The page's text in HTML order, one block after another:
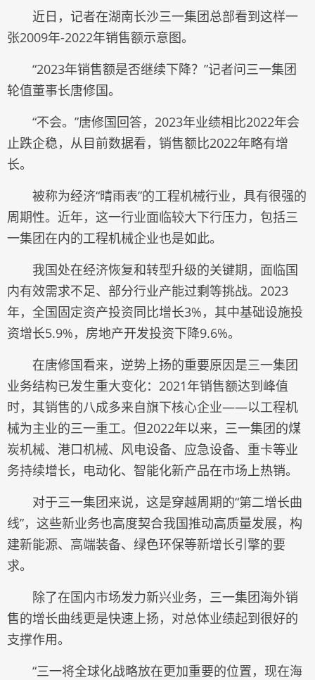
近日，记者在湖南长沙三一集团总部看到这样一
张2009年-2022年销售额示意图。
“2023年销售额是否继续下降？”记者问三一集团
轮值董事长唐修国。
“不会。”唐修国回答，2023年业绩相比2022年会
止跌企稳，从目前数据看，销售额比2022年略有增
长。
被称为经济“晴雨表”的工程机械行业，具有很强的
周期性。近年，这一行业面临较大下行压力，包括三
一集团在内的工程机械企业也是如此。
我国处在经济恢复和转型升级的关键期，面临国
内有效需求不足、部分行业产能过剩等挑战。2023
年，全国固定资产投资同比增长3%，其中基础设施投
资增长5.9%，房地产开发投资下降9.6%。
在唐修国看来，逆势上扬的重要原因是三一集团
业务结构已发生重大变化：2021年销售额达到峰值
时，其销售的八成多来自旗下核心企业——以工程机
械为主业的三一重工。但2022年以来，三一集团的煤
炭机械、港口机械、风电设备、应急设备、重卡等业
务持续增长，电动化、智能化新产品在市场上热销。
对于三一集团来说，这是穿越周期的“第二增长曲
线”，这些新业务也高度契合我国推动高质量发展，构
建新能源、高端装备、绿色环保等新增长引擎的要
求。
除了在国内市场发力新兴业务，三一集团海外销
售的增长曲线更是快速上扬，对总体业绩起到很好的
支撑作用。
“三一将全球化战略放在更加重要的位置，现在海